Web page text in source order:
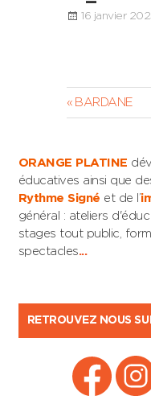
16 janvier
l’article
Previous
Post:
BARDANE
ORANGE PLATINE
éducatives ainsi que
Rythme Signé et de l’
général : ateliers
stages tout public,
spectacles...
RETROUVEZ NOUS